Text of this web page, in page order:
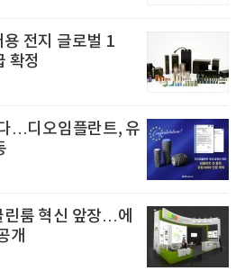
전지 글로벌 1
확정
…디오임플란트, 유
룸 혁신 앞장…에
개